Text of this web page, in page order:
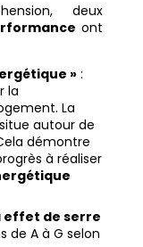
deux
ont
»:
la
La
autour de
démontre
à réaliser
effet de serre
de A à G selon